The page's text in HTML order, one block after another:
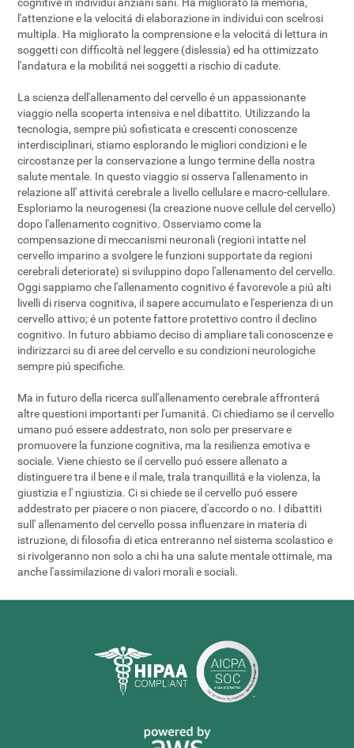
l'attenzione e la velocitá di elaborazione in individui con scelrosi
multipla. Ha migliorato la comprensione e la velocitá di lettura in
soggetti con difficoltà nel leggere (dislessia) ed ha ottimizzato
l'andatura e la mobilitá nei soggetti a rischio di cadute.
La scienza dell'allenamento del cervello é un appassionante
viaggio nella scoperta intensiva e nel dibattito. Utilizzando la
tecnologia, sempre piú sofisticata e crescenti conoscenze
interdisciplinari, stiamo esplorando le migliori condizioni e le
circostanze per la conservazione a lungo termine della nostra
salute mentale. In questo viaggio si osserva l'allenamento in
relazione all' attivitá cerebrale a livello cellulare e macro-cellulare.
Esploriamo la neurogenesi (la creazione nuove cellule del cervello)
dopo l'allenamento cognitivo. Osserviamo come la
compensazione di meccanismi neuronali (regioni intatte nel
cervello imparino a svolgere le funzioni supportate da regioni
cerebrali deteriorate) si sviluppino dopo l'allenamento del cervello.
Oggi sappiamo che l'allenamento cognitivo é favorevole a piú alti
livelli di riserva cognitiva, il sapere accumulato e l'esperienza di un
cervello attivo; é un potente fattore protettivo contro il declino
cognitivo. In futuro abbiamo deciso di ampliare tali conoscenze e
indirizzarci su di aree del cervello e su condizioni neurologiche
sempre piú specifiche.
Ma in futuro della ricerca sull'allenamento cerebrale affronterá
altre questioni importanti per l'umanitá. Ci chiediamo se il cervello
umano puó essere addestrato, non solo per preservare e
promuovere la funzione cognitiva, ma la resilienza emotiva e
sociale. Viene chiesto se il cervello puó essere allenato a
distinguere tra il bene e il male, trala tranquillitá e la violenza, la
giustizia e l' ngiustizia. Ci si chiede se il cervello puó essere
addestrato per piacere o non piacere, d'accordo o no. I dibattiti
sull' allenamento del cervello possa influenzare in materia di
istruzione, di filosofia di etica entreranno nel sistema scolastico e
si rivolgeranno non solo a chi ha una salute mentale ottimale, ma
anche l'assimilazione di valori morali e sociali.